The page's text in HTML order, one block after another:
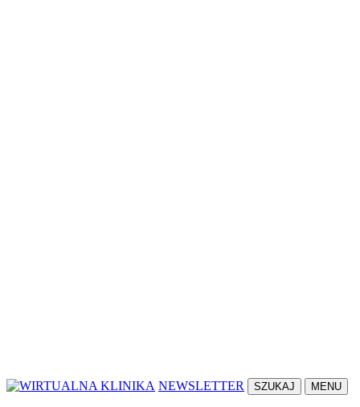
NEWSLETTER SZUKAJ MENU